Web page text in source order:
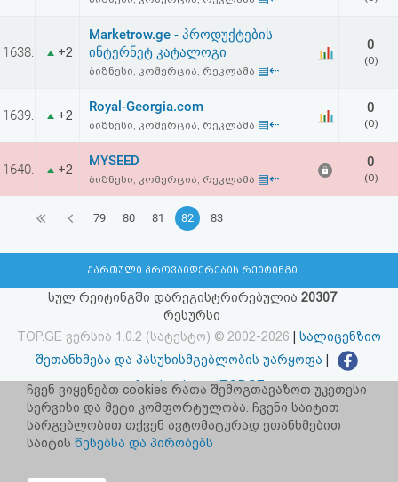
1638. +2
Marketrow.ge - პროდუქტების
ინტერნეტ კატალოგი
ბიზნესი, კომერცია, რეკლამა ▤⇠
0
(0)
1639. +2
Royal-Georgia.com
ბიზნესი, კომერცია, რეკლამა ▤⇠
0
(0)
1640. +2
MYSEED
ბიზნესი, კომერცია, რეკლამა ▤⇠
0
(0)
79 80 81 82 83
ქართული პროვაიდერების რეიტინგი
სულ რეიტინგში დარეგისტრირებულია 20307
რესურსი
TOP.GE ვერსია 1.0.2 (სატესტო) © 2002-2026
სალიცენზიო
შეთანხმება და პასუხისმგებლობის უარყოფა
facebook.com/TOP.GE
იხილეთ TOP.GE - ის ძველი ვერსია ბმულზე
ჩვენ ვიყენებთ cookies რათა შემოგთავაზოთ უკეთესი
სერვისი და მეტი კომფორტულობა. ჩვენი საიტით
სარგებლობით თქვენ ავტომატურად ეთანხმებით
საიტის წესებსა და პირობებს